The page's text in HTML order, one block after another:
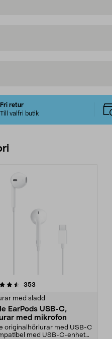
Fri retur
Till valfri butik
353
med sladd
EarPods USB-C,
med mikrofon
originalhörlurar med USB-C
med USB-C-enheter
4.5 av 5 stjärnor